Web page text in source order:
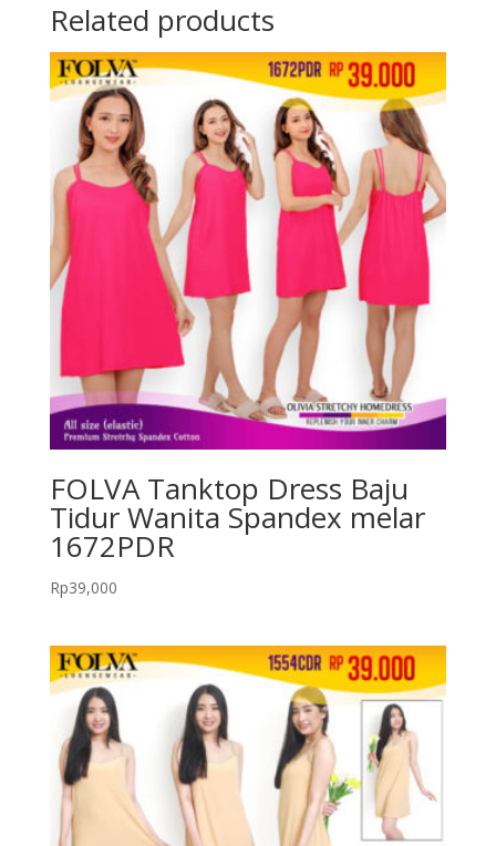
Related products
FOLVA Tanktop Dress Baju
Tidur Wanita Spandex melar
1672PDR
Rp39,000